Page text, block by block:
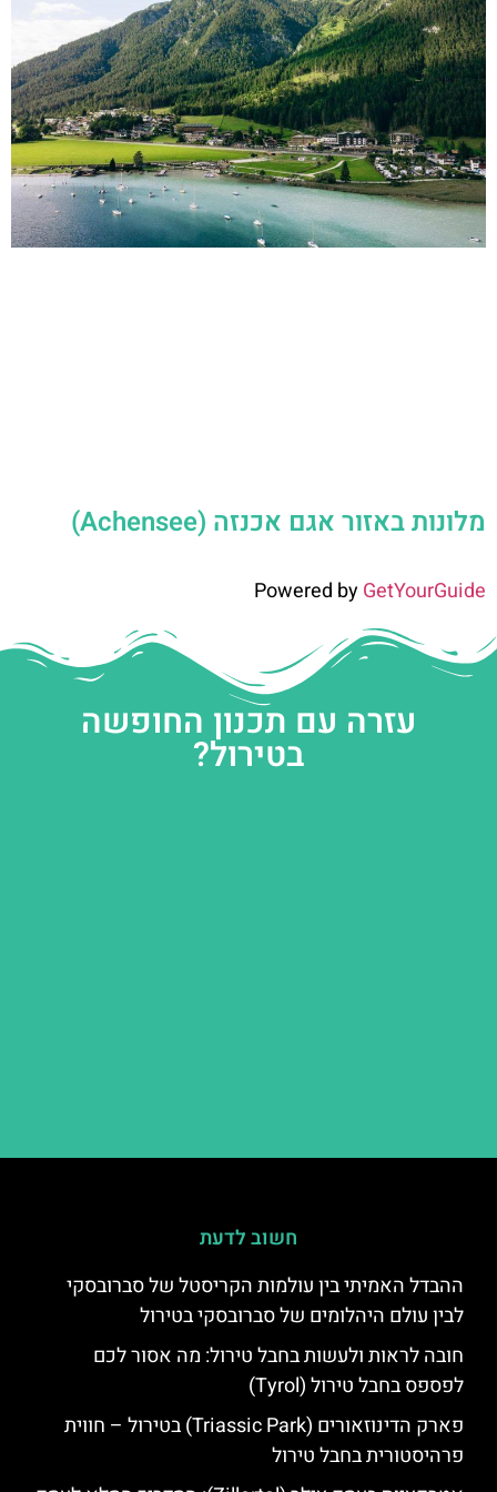
מלונות באזור אגם אכנזה (Achensee)
Powered byGetYourGuide
עזרה עם תכנון החופשה
בטירול?
חשוב לדעת
ההבדל האמיתי בין עולמות הקריסטל של סברובסקי
לבין עולם היהלומים של סברובסקי בטירול
חובה לראות ולעשות בחבל טירול: מה אסור לכם
לפספס בחבל טירול (Tyrol)
פארק הדינוזאורים (Triassic Park) בטירול – חווית
פרהיסטורית בחבל טירול